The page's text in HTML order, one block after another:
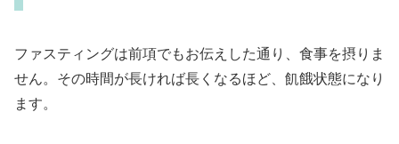
ファスティングは前項でもお伝えした通り、食事を摂りま
せん。その時間が長ければ長くなるほど、飢餓状態になり
ます。